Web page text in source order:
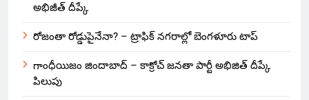
అభిజీత్ దీప్కే
రోజంతా రోడ్డుపైనేనా? – ట్రాఫిక్ నగరాల్లో బెంగళూరు టాప్
గాంధీయిజం జిందాబాద్ – కాక్రోచ్ జనతా పార్టీ అభిజిత్ దీప్కే
పిలుపు